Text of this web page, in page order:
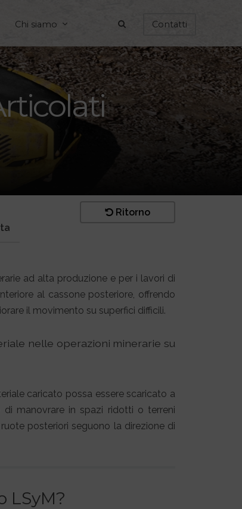
Chi siamo Contatti
Ritorno
ad alta produzione e per i lavori di
al cassone posteriore, offrendo
il movimento su superfici difficili.
nelle operazioni minerarie su
caricato possa essere scaricato a
manovrare in spazi ridotti o terreni
posteriori seguono la direzione di
LSyM?